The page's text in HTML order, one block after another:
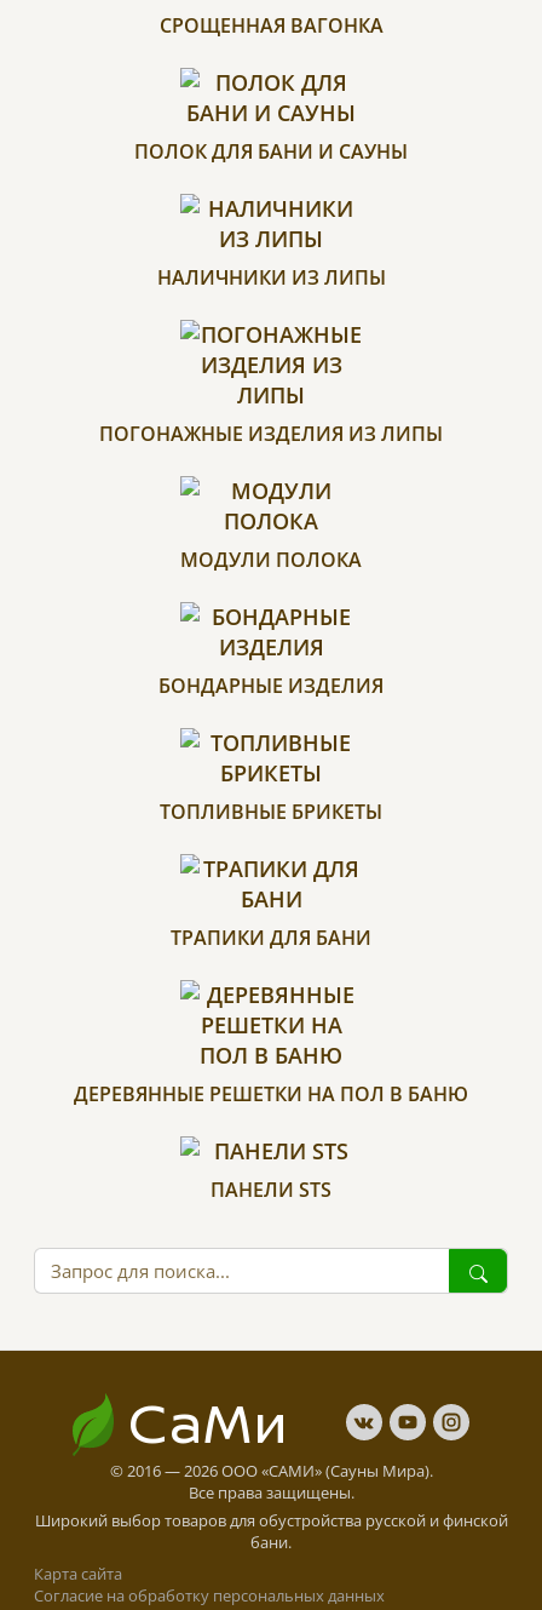
СРОЩЕННАЯ ВАГОНКА
ПОЛОК ДЛЯ БАНИ И САУНЫ
НАЛИЧНИКИ ИЗ ЛИПЫ
ПОГОНАЖНЫЕ ИЗДЕЛИЯ ИЗ ЛИПЫ
МОДУЛИ ПОЛОКА
БОНДАРНЫЕ ИЗДЕЛИЯ
ТОПЛИВНЫЕ БРИКЕТЫ
ТРАПИКИ ДЛЯ БАНИ
ДЕРЕВЯННЫЕ РЕШЕТКИ НА ПОЛ В БАНЮ
ПАНЕЛИ STS
СаМи
© 2016 — 2026 ООО «САМИ» (Сауны Мира).
Все права защищены.
Широкий выбор товаров для обустройства русской и финской
бани.
Карта сайта
Cогласие на обработку персональных данных